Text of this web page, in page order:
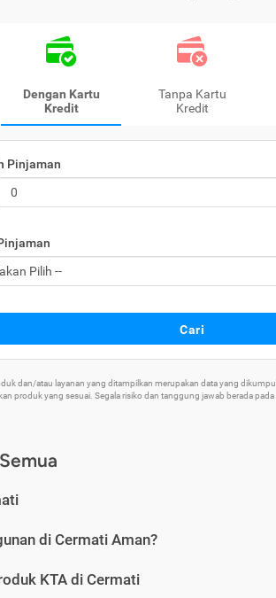
Dengan Kartu
Kredit
Tanpa Kartu
Kredit
Pinjaman
Cari
dan/atau layanan yang ditampilkan merupakan data yang
produk yang sesuai. Segala risiko dan tanggung jawab berada
di Cermati Aman?
KTA di Cermati